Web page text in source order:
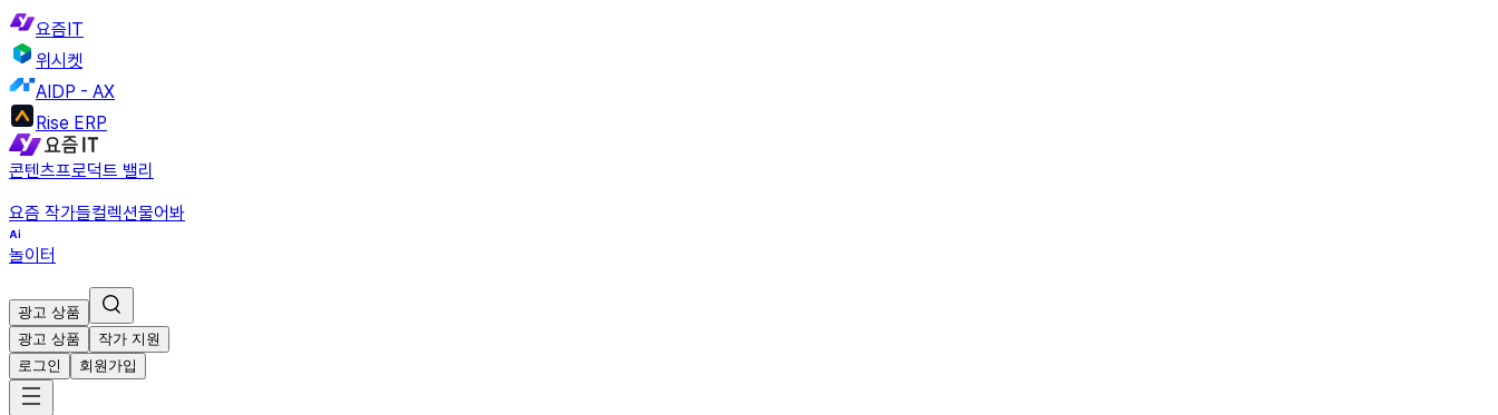
요즘IT
위시켓
AIDP - AX
Rise ERP
콘텐츠프로덕트 밸리
요즘 작가들컬렉션물어봐
놀이터
광고 상품
광고 상품
작가 지원
로그인
회원가입